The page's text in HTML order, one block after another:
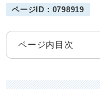
ページID：0798919
ページ内目次